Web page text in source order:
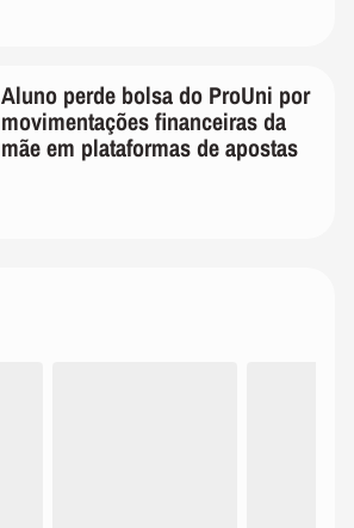
Aluno perde bolsa do ProUni por
movimentações financeiras da
mãe em plataformas de apostas